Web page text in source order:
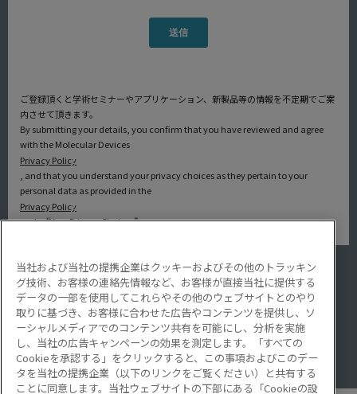
ご登録頂くと学術セミナーやアプリケーション、新製品等の情報を不定期でご案
内させて頂きます。
By submitting your details, you confirm that you have reviewed and agree
with the Molecular Devices
Privacy Policy
, and that you understand your privacy choices as they pertain to your
personal data as provided in the
Privacy Policy
under “Your Privacy Choices”.
アプリケーション
サービス・サポート
導入事例
Lab Note
アプリケーションノート
Resource Hub
Video Gallery
当社および当社の提携企業はクッキーおよびその他のトラッキン
グ技術、お客様の連絡先情報など、お客様が直接当社に提供する
データの一部を使用してこれらやその他のウェブサイトとのやり
取りに基づき、お客様に合わせた広告やコンテンツを提供し、ソ
ーシャルメディアでのコンテンツ共有を可能にし、分析を実施
し、当社の広告キャンペーンの効果を測定します。「すべての
Cookieを承認する」をクリックすると、この事項およびこのデー
タを当社の提携企業（以下のリンクをご覧ください）と共有する
ことに同意します。当社ウェブサイトの下部にある「Cookieの設